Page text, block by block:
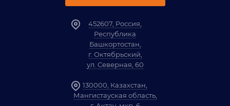
452607, Россия,
Республика
Башкортостан,
г. Октябрьский,
ул. Северная, 60
130000, Казахстан,
Мангистауская область,